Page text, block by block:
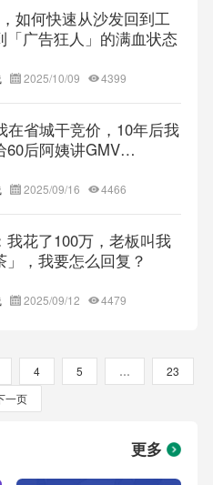
如何快速从沙发回到工
「广告狂人」的满血状态
2025/10/09 4399
在省城干竞价，10年后我
60后阿姨讲GMV…
2025/09/16 4466
我花了100万，老板叫我
」，我要怎么回复？
2025/09/12 4479
4 5 …
23
一页
更多